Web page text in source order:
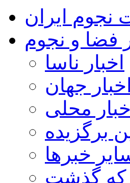
نجوم ایران
فضا و نجوم
اخبار ناسا
اخبار جهان
اخبار محلی
برگزیده
خبرها
که گذشت